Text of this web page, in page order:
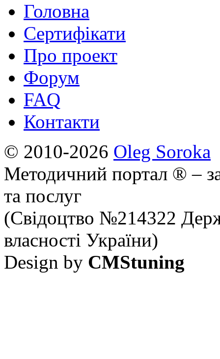
Головна
Сертифікати
Про проект
Форум
FAQ
Контакти
© 2010-2026 Oleg Soroka
Методичний портал ® –
та послуг
(Свідоцтво №214322
власності України)
Design by CMStuning